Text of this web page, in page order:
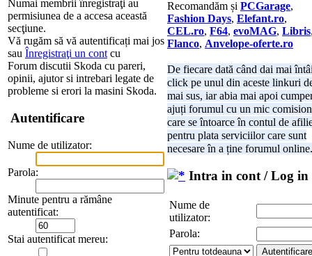
Numai membrii înregistraţi au
permisiunea de a accesa această
secţiune.
Vă rugăm să vă autentificați mai jos
sau Înregistraţi un cont cu
Forum discutii Skoda cu pareri,
opinii, ajutor si intrebari legate de
probleme si erori la masini Skoda.
Autentificare
Nume de utilizator:
Parola:
Minute pentru a rămâne
autentificat:
Stai autentificat mereu:
Recomandăm și PCGarage,
Fashion Days, Elefant.ro,
CEL.ro, F64, evoMAG, Libris
Flanco, Anvelope-oferte.ro
De fiecare dată când dai mai
click pe unul din aceste linkuri
mai sus, iar abia mai apoi
ajuți forumul cu un mic comision
care se întoarce în contul de
pentru plata serviciilor care sunt
necesare în a ține forumul online.
Intra in cont / Log in
Nume de
utilizator:
Parola: